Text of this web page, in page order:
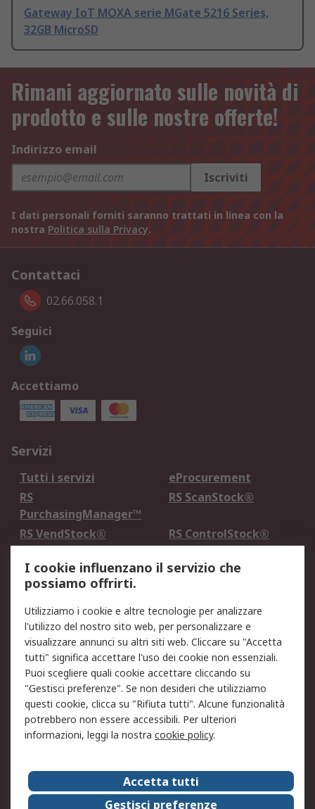
Gateway IoT MOXA serie MGate 5216 Series,
32GB MicroSD
Rimani aggiornato sulle novità di
prodotto e sulle nostre offerte!
Indirizzo email
Iscriviti
I dati personali forniti saranno trattati in linea con la
nostra Politica sulla Privacy.
Contattaci
02.66.058.1
Seguici
Accettiamo
Servizi
Tutti i servizi
eProcurement
RS
PurchasingManager™
RS ScanStock®
RS VendStock®
RS ControlStock®
Legale
Informativa Cookie
Informativa Privacy -
Aggiornata
Email Security
Termini d'uso
Condizioni di vendita
Condizioni generali di
servizio
Etica e responsabilità
Chi Siamo
Chi Siamo
Contattaci
Supporto
ESG
I cookie influenzano il servizio che
possiamo offrirti.
Utilizziamo i cookie e altre tecnologie per analizzare
l'utilizzo del nostro sito web, per personalizzare e
visualizzare annunci su altri siti web. Cliccare su "Accetta
tutti" significa accettare l'uso dei cookie non essenziali.
Puoi scegliere quali cookie accettare cliccando su
"Gestisci preferenze". Se non desideri che utilizziamo
questi cookie, clicca su "Rifiuta tutti". Alcune funzionalità
potrebbero non essere accessibili. Per ulteriori
informazioni, leggi la nostra cookie policy.
Accetta tutti
Gestisci preferenze